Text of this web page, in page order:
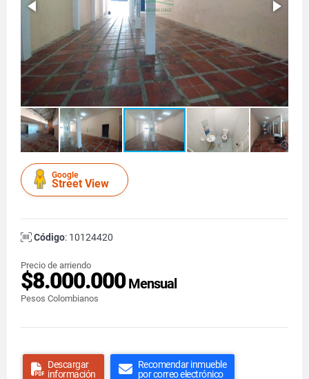
Google
Street View
Código: 10124420
Precio de arriendo
$8.000.000Mensual
Pesos Colombianos
Descargar
información
Recomendar inmueble
por correo electrónico